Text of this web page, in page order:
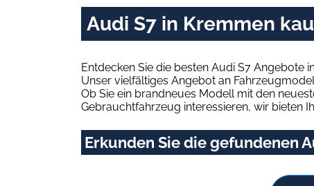
Audi S7 in Kremmen
Entdecken Sie die besten Audi S7 Angebote
Unser vielfältiges Angebot an
Ob Sie ein brandneues Modell mit den
Gebrauchtfahrzeug interessieren, wir bieten
Erkunden Sie die gefundenen